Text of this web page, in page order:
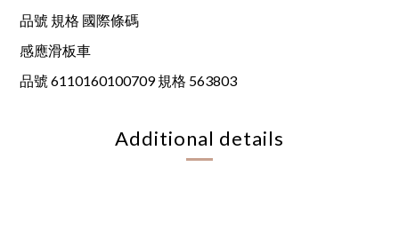
品號 規格 國際條碼
感應滑板車
品號 6110160100709 規格 563803
Additional details